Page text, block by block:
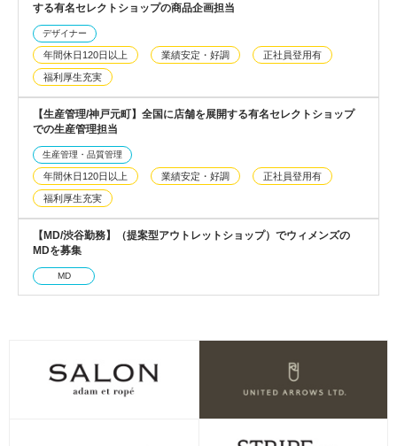
する有名セレクトショップの商品企画担当
デザイナー
年間休日120日以上 業績安定・好調 正社員登用有
福利厚生充実
【生産管理/神戸元町】全国に店舗を展開する有名セレクトショップ
での生産管理担当
生産管理・品質管理
年間休日120日以上 業績安定・好調 正社員登用有
福利厚生充実
【MD/渋谷勤務】（提案型アウトレットショップ）でウィメンズの
MDを募集
MD